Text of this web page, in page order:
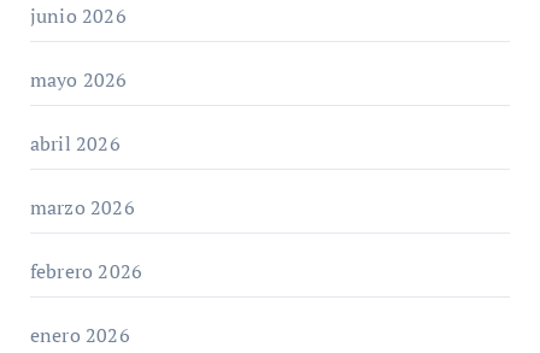
junio 2026
mayo 2026
abril 2026
marzo 2026
febrero 2026
enero 2026